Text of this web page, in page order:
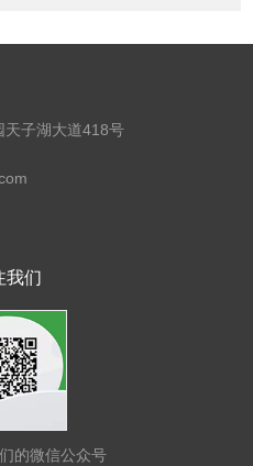
天子湖大道418号
我们
的微信公众号